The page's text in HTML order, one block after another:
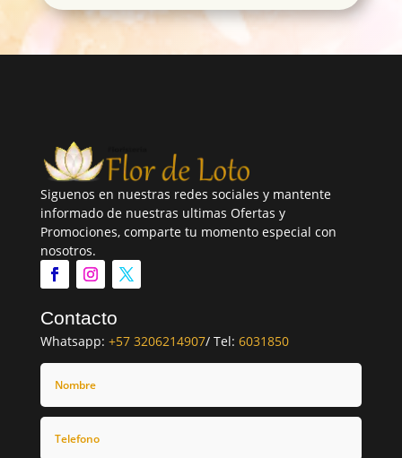
Siguenos en nuestras redes sociales y mantente
informado de nuestras ultimas Ofertas y
Promociones, comparte tu momento especial con
nosotros.
Contacto
Whatsapp: +57 3206214907/ Tel: 6031850